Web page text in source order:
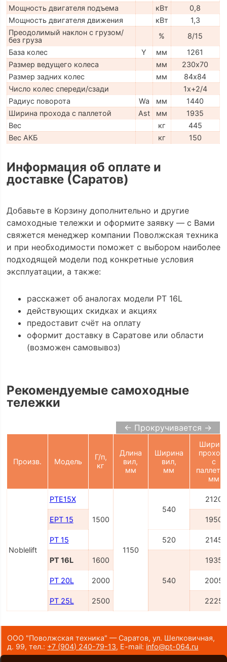
Мощность двигателя подъема
кВт
0,8
Мощность двигателя движения
кВт
1,3
Преодолимый наклон с грузом/
без груза
%
8/15
База колес
Y мм
1261
Размер ведущего колеса
мм
230х70
Размер задних колес
мм
84х84
Число колес спереди/сзади
1x+2/4
Радиус поворота
Wa мм
1440
Ширина прохода с паллетой
Ast мм
1935
Вес
кг
445
Вес АКБ
кг 150
Информация об оплате и
доставке (Саратов)
Добавьте в Корзину дополнительно и другие
самоходные тележки и оформите заявку — с Вами
свяжется менеджер компании Поволжская техника
и при необходимости поможет с выбором наиболее
подходящей модели под конкретные условия
эксплуатации, а также:
расскажет об аналогах модели PT 16L
действующих скидках и акциях
предоставит счёт на оплату
оформит доставку в Саратове или области
(возможен самовывоз)
Рекомендуемые самоходные
тележки
← Прокручивается →
Произв. Модель
Г/п,
кг
Длина
вил,
мм
Ширина
вил,
мм
с
мм
Noblelift
PTE15X
1500
1150
540
2120
EPT 15 1950
PT 15 520 2145
PT 16L 1600
540
1935
PT 20L 2000 2005
PT 25L 2500 2225
ООО "Поволжская техника" — Саратов, ул. Шелковичная,
д. 99,тел.: +7 (904) 240-79-13, E-mail: info@pt-064.ru